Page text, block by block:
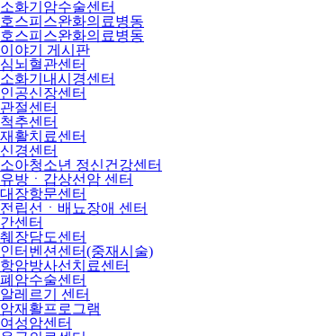
소화기암수술센터
호스피스완화의료병동
호스피스완화의료병동
이야기 게시판
심뇌혈관센터
소화기내시경센터
인공신장센터
관절센터
척추센터
재활치료센터
신경센터
소아청소년 정신건강센터
유방ㆍ갑상선암 센터
대장항문센터
전립선ㆍ배뇨장애 센터
간센터
췌장담도센터
인터벤션센터(중재시술)
항암방사선치료센터
폐암수술센터
알레르기 센터
암재활프로그램
여성암센터